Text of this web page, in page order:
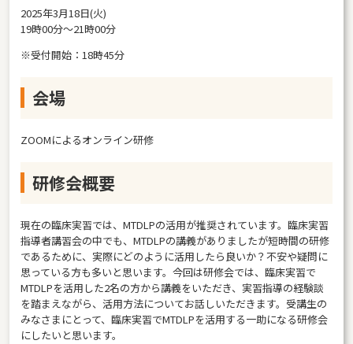
2025年3月18日(火)
19時00分～21時00分
※受付開始：18時45分
会場
ZOOMによるオンライン研修
研修会概要
現在の臨床実習では、MTDLPの活用が推奨されています。臨床実習
指導者講習会の中でも、MTDLPの講義がありましたが短時間の研修
であるために、実際にどのように活用したら良いか？不安や疑問に
思っている方も多いと思います。今回は研修会では、臨床実習で
MTDLPを活用した2名の方から講義をいただき、実習指導の経験談
を踏まえながら、活用方法についてお話しいただきます。受講生の
みなさまにとって、臨床実習でMTDLPを活用する一助になる研修会
にしたいと思います。